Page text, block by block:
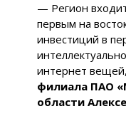
— Регион
первым на
инвестиций в
интернет вещей,
филиала ПАО
области